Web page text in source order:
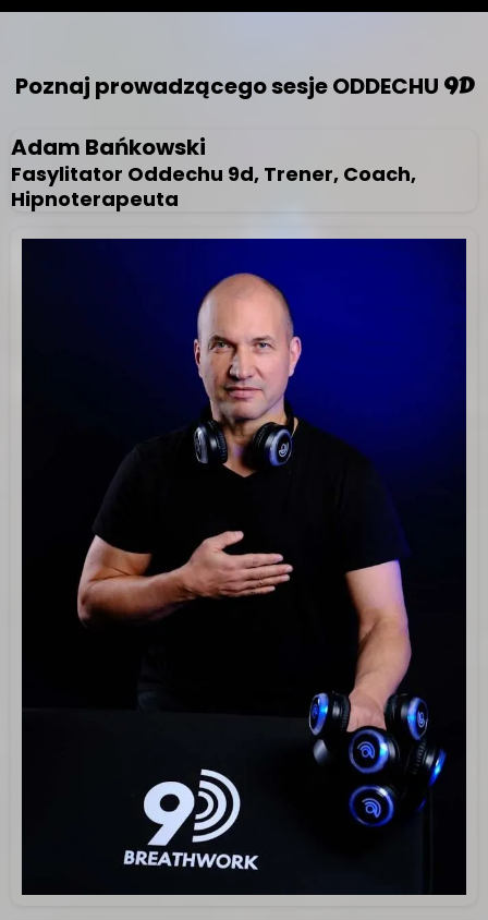
Uwalnianie traum i ograniczających
przekonań
Narkolepsja
Choroba afektywna dwubiegunowa
Ciężkie zaburzenia depresyjne z
tendencjami samobójczymi
9D
Choroby serca
Osteoporoza
Poznaj prowadzącego sesje ODDECHU 9D
Adam Bańkowski
Fasylitator Oddechu 9d, Trener, Coach,
Hipnoterapeuta